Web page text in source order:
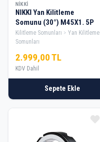
NIKKI
NIKKI Yan Kilitleme
Somunu (30°) M45X1. 5P
Kilitleme Somunları
Yan Kilitleme
Somunları
2.999,00 TL
KDV Dahil
Sepete Ekle